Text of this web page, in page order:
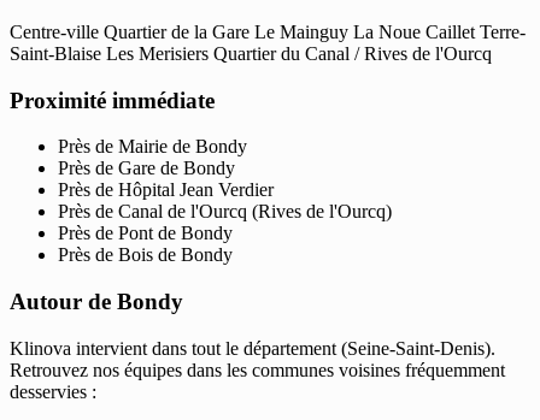
Centre-ville Quartier de la Gare Le Mainguy La Noue Caillet Terre-
Saint-Blaise Les Merisiers Quartier du Canal / Rives de l'Ourcq
Proximité immédiate
Près de Mairie de Bondy
Près de Gare de Bondy
Près de Hôpital Jean Verdier
Près de Canal de l'Ourcq (Rives de l'Ourcq)
Près de Pont de Bondy
Près de Bois de Bondy
Autour de Bondy
Klinova intervient dans tout le département (Seine-Saint-Denis).
Retrouvez nos équipes dans les communes voisines fréquemment
desservies :